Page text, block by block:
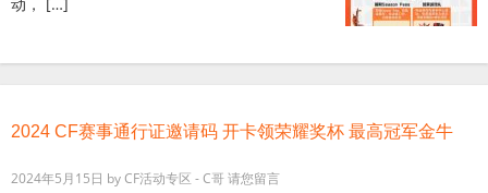
2024 CF赛事通行证邀请码 开卡领荣耀奖杯 最高冠军金牛
2024年5月15日 byCF活动专区 - C哥请您留言